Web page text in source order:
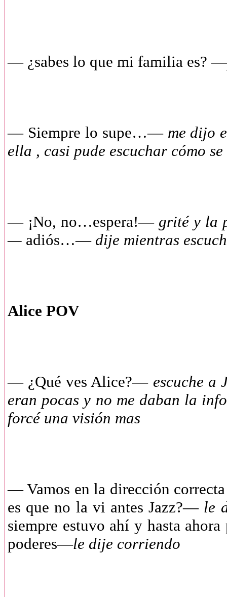
— ¿sabes lo que mi familia es? —
— Siempre lo supe…—me dijo
ella , casi pude escuchar cómo
— ¡No, no…espera!—grité y la
— adiós…— dije mientras
Alice POV
— ¿Qué ves Alice?—escuche a
eran pocas y no me daban la
forcé una visión mas
— Vamos en la dirección
es que no la vi antes Jazz?—le
siempre estuvo ahí y hasta
poderes—le dije corriendo